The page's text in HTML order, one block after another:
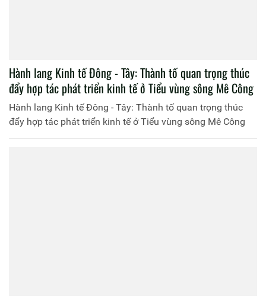
Hành lang Kinh tế Đông - Tây: Thành tố quan trọng thúc
đẩy hợp tác phát triển kinh tế ở Tiểu vùng sông Mê Công
Hành lang Kinh tế Đông - Tây: Thành tố quan trọng thúc
đẩy hợp tác phát triển kinh tế ở Tiểu vùng sông Mê Công